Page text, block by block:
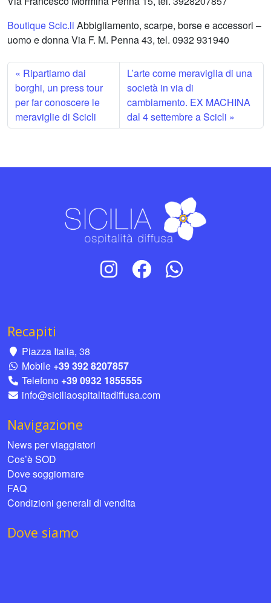
Boutique Scic.li Abbigliamento, scarpe, borse e accessori –
uomo e donna Via F. M. Penna 43, tel. 0932 931940
Ripartiamo dai
borghi, un press tour
per far conoscere le
meraviglie di Scicli
L’arte come meraviglia di una
società in via di
cambiamento. EX MACHINA
dal 4 settembre a Scicli
Recapiti
Piazza Italia, 38
Mobile +39 392 8207857
Telefono +39 0932 1855555
info@siciliaospitalitadiffusa.com
Navigazione
News per viaggiatori
Cos’è SOD
Dove soggiornare
FAQ
Condizioni generali di vendita
Dove siamo